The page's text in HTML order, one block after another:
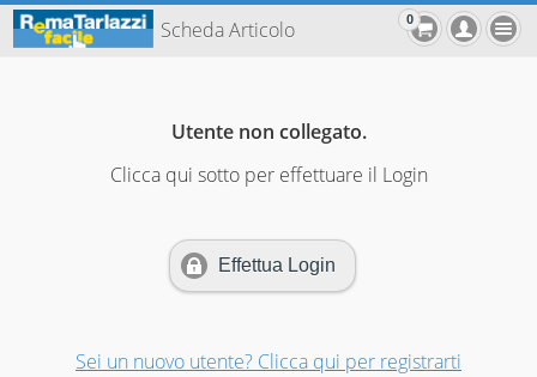
Scheda Articolo 0
Utente non collegato.
Clicca qui sotto per effettuare il Login
Effettua Login
Sei un nuovo utente? Clicca qui per registrarti